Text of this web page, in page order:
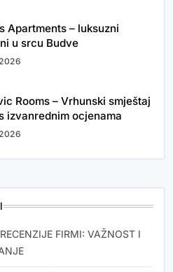
Apartments – luksuzni
u srcu Budve
Rooms – Vrhunski smještaj
izvanrednim ocjenama
RECENZIJE FIRMI: VAŽNOST I